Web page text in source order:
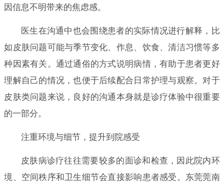
因信息不明带来的焦虑感。
医生在沟通中也会围绕患者的实际情况进行解释，比
如皮肤问题可能与季节变化、作息、饮食、清洁习惯等多
种因素有关。通过通俗的方式说明病情，有助于患者更好
理解自己的情况，也便于后续配合日常护理与观察。对于
皮肤类问题来说，良好的沟通本身就是诊疗体验中很重要
的一部分。
注重环境与细节，提升到院感受
皮肤病诊疗往往需要较多的面诊和检查，因此院内环
境、空间秩序和卫生细节会直接影响患者感受。东莞莞南